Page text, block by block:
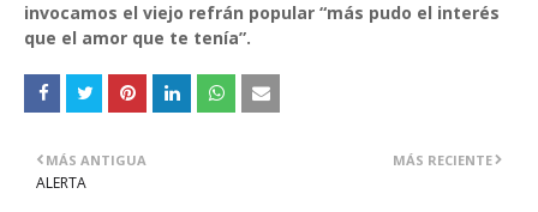
invocamos el viejo refrán popular “más pudo el interés
que el amor que te tenía”.
MÁS RECIENTE
MÁS ANTIGUA
ALERTA